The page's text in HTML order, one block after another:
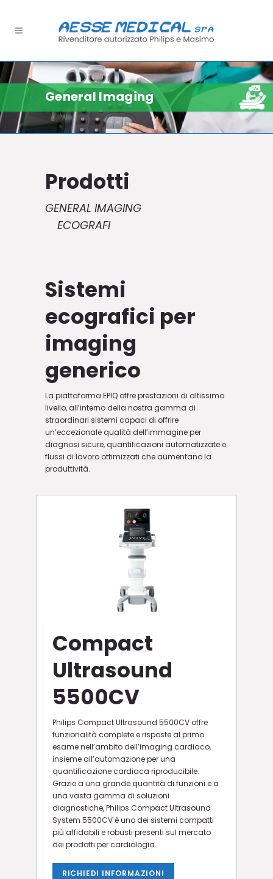
General Imaging
Prodotti
GENERAL IMAGING
ECOGRAFI
Sistemi
ecografici per
imaging
generico
La piattaforma EPIQ offre prestazioni di altissimo
livello, all’interno della nostra gamma di
straordinari sistemi capaci di offrire
un’eccezionale qualità dell’immagine per
diagnosi sicure, quantificazioni automatizzate e
flussi di lavoro ottimizzati che aumentano la
produttività.
Compact
Ultrasound
5500CV
Philips Compact Ultrasound 5500CV offre
funzionalità complete e risposte al primo
esame nell’ambito dell’imaging cardiaco,
insieme all’automazione per una
quantificazione cardiaca riproducibile.
Grazie a una grande quantità di funzioni e a
una vasta gamma di soluzioni
diagnostiche, Philips Compact Ultrasound
System 5500CV è uno dei sistemi compatti
più affidabili e robusti presenti sul mercato
dei prodotti per cardiologia.
RICHIEDI INFORMAZIONI